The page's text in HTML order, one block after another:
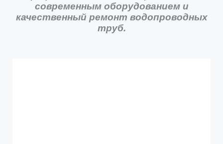
современным оборудованием и
качественный ремонт водопроводных
труб.